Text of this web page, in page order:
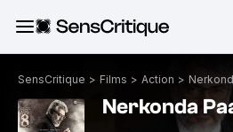
SensCritique > Films > Action >
Nerkonda